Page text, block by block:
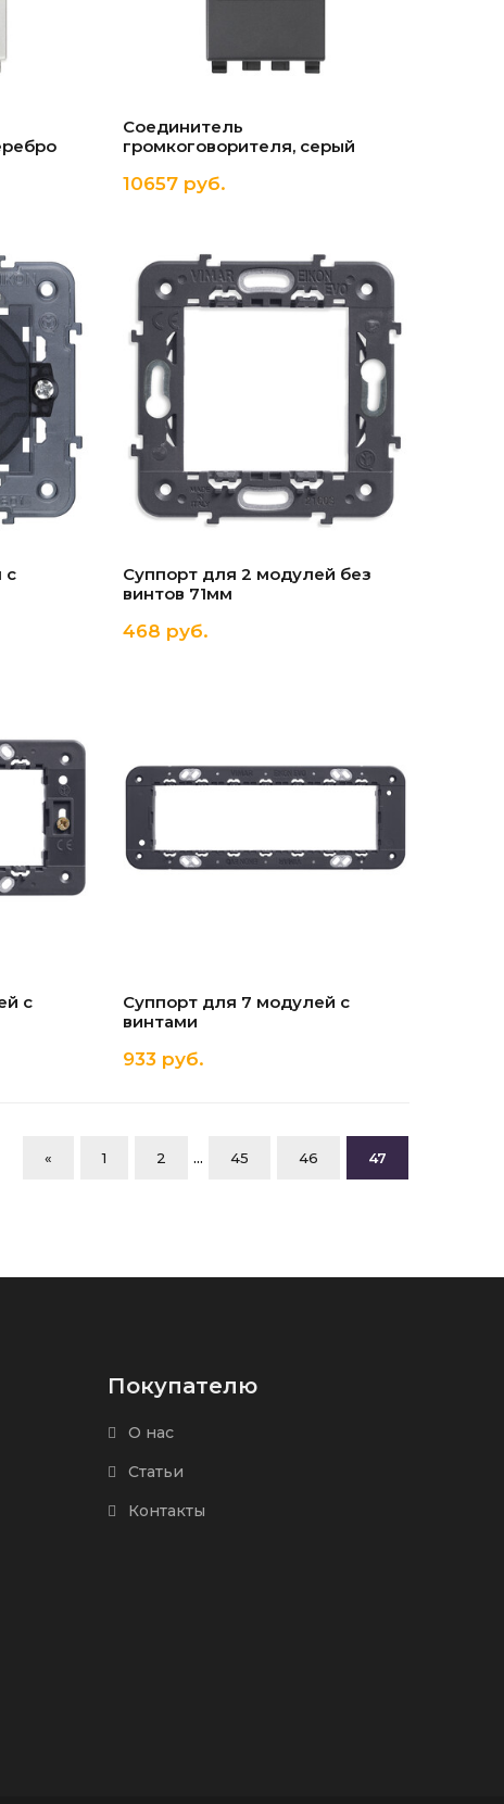
Соединитель
громкоговорителя, серый
10657 руб.
с
Суппорт для 2 модулей без
винтов 71мм
468 руб.
с
Суппорт для 7 модулей с
винтами
933 руб.
« 1 2 ... 45 46 47
Покупателю
О нас
Статьи
Контакты